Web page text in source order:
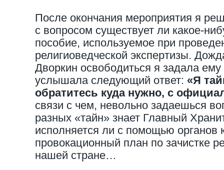
После окончания мероприятия я
с вопросом существует ли какое-
пособие, используемое при
религиоведческой экспертизы.
Дворкин освободиться я задала
услышала следующий ответ: «Я
обратитесь куда нужно, с
связи с чем, невольно задаешься
разных «тайн» знает Главный
исполняется ли с помощью органов
провокационный план по зачистке
нашей стране…